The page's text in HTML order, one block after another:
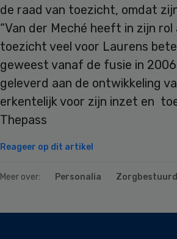
de raad van toezicht, omdat
“Van der Meché heeft in zijn
toezicht veel voor Laurens
geweest vanaf de fusie in
geleverd aan de ontwikkeling
erkentelijk voor zijn inzet en
Thepass
Reageer op dit artikel
Meer over: Personalia